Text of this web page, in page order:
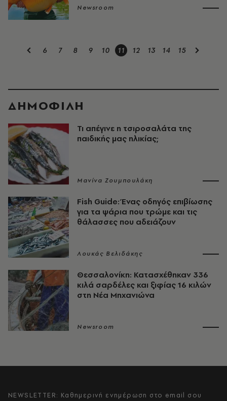
Newsroom
6 7 8 9 10 11 12 13 14 15
ΔΗΜΟΦΙΛΗ
Τι απέγινε η τσιροσαλάτα της
παιδικής μας ηλικίας;
Μανίνα Ζουμπουλάκη
Fish Guide: Ένας οδηγός επιβίωσης
για τα ψάρια που τρώμε και τις
θάλασσες που αδειάζουν
Λουκάς Βελιδάκης
Θεσσαλονίκη: Κατασχέθηκαν 336
κιλά σαρδέλες και ξιφίας 16 κιλών
στη Νέα Μηχανιώνα
Newsroom
NEWSLETTER: Καθημερινή ενημέρωση στο email σου